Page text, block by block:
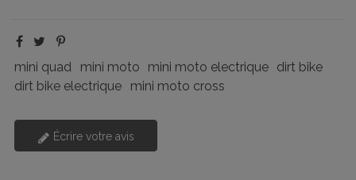
mini quad mini moto mini moto electrique dirt bike
dirt bike electrique
mini moto cross
Écrire votre avis